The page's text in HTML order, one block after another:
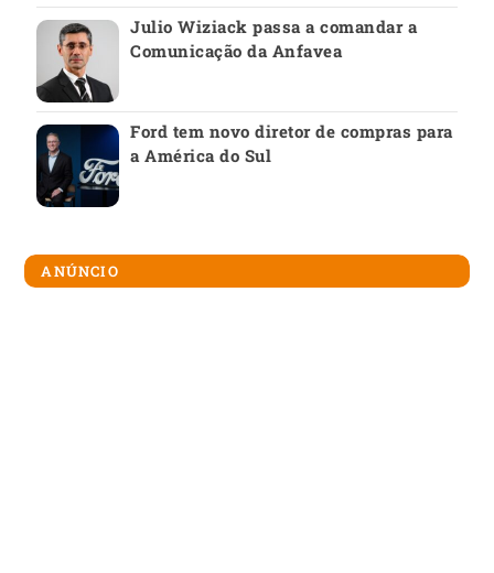
Julio Wiziack passa a comandar a
Comunicação da Anfavea
Ford tem novo diretor de compras para
a América do Sul
ANÚNCIO